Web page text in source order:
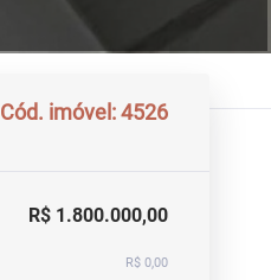
Cód. imóvel: 4526
R$ 1.800.000,00
R$ 0,00